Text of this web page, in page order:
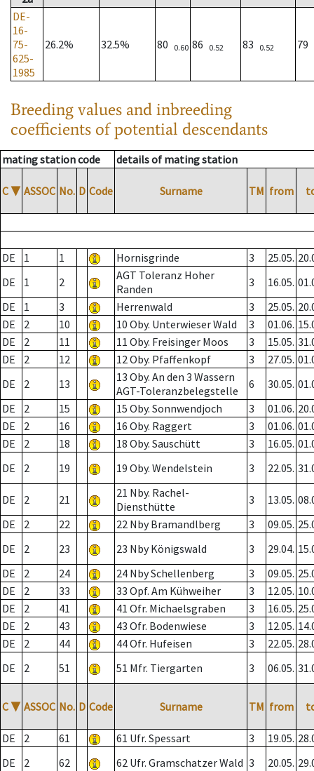
DE-
16-
75-
625-
1985
26.2% 32.5% 80 0.60 86 0.52 83 0.52 79
Breeding values and inbreeding
coefficients of potential descendants
mating station code details of mating station
C ▼ ASSOC No. D Code Surname TM from
DE 1 1 Hornisgrinde 3 25.05.
DE
1 2
AGT Toleranz Hoher
Randen
3 16.05.
DE
1 3 Herrenwald 3 25.05.
DE
2 10 10 Oby. Unterwieser Wald 3 01.06.
DE
2 11 11 Oby. Freisinger Moos 3 15.05.
DE
2 12 12 Oby. Pfaffenkopf 3 27.05.
DE
2 13
13 Oby. An den 3 Wassern
AGT-Toleranzbelegstelle
6 30.05.
DE
2 15 15 Oby. Sonnwendjoch 3 01.06.
DE
2 16 16 Oby. Raggert 3 01.06.
DE
2 18 18 Oby. Sauschütt 3 16.05.
DE
2 19 19 Oby. Wendelstein 3 22.05.
DE 2 21
21 Nby. Rachel-
Diensthütte
3 13.05.
DE
2 22 22 Nby Bramandlberg 3 09.05.
DE
2 23 23 Nby Königswald 3 29.04.
DE
2 24 24 Nby Schellenberg 3 09.05.
DE
2 33 33 Opf. Am Kühweiher 3 12.05.
DE
2 41 41 Ofr. Michaelsgraben 3 16.05.
DE
2 43 43 Ofr. Bodenwiese 3 12.05.
DE
2 44 44 Ofr. Hufeisen 3 22.05.
DE
2 51 51 Mfr. Tiergarten 3 06.05.
C ▼ ASSOC No. D Code Surname TM from
DE 2 61 61 Ufr. Spessart 3 19.05.
DE
2 62 62 Ufr. Gramschatzer Wald 3 20.05.